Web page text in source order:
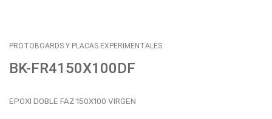
PROTOBOARDS Y PLACAS EXPERIMENTALES
BK-FR4150X100DF
EPOXI DOBLE FAZ 150X100 VIRGEN